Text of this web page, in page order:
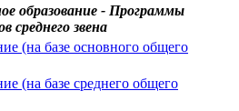
образование - Программы
среднего звена
(на базе основного общего
(на базе среднего общего